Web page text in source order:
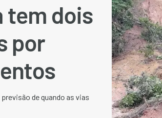
tem dois
por
de quando as vias